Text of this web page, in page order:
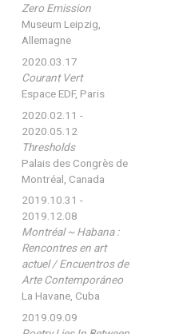
Zero Emission
Museum Leipzig,
Allemagne
2020.03.17
Courant Vert
Espace EDF, Paris
2020.02.11 -
2020.05.12
Thresholds
Palais des Congrès de
Montréal, Canada
2019.10.31 -
2019.12.08
Montréal ~ Habana :
Rencontres en art
actuel / Encuentros de
Arte Contemporáneo
La Havane, Cuba
2019.09.09